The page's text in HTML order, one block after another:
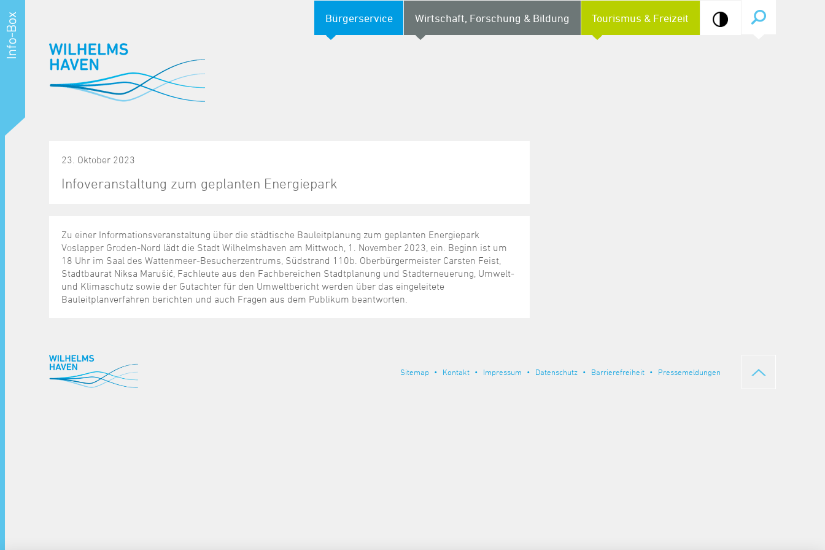
Bürgerservice Wirtschaft, Forschung & Bildung Tourismus & Freizeit
23. Oktober 2023
Infoveranstaltung zum geplanten Energiepark
Zu einer Informationsveranstaltung über die städtische Bauleitplanung zum geplanten Energiepark
Voslapper Groden-Nord lädt die Stadt Wilhelmshaven am Mittwoch, 1. November 2023, ein. Beginn ist um
18 Uhr im Saal des Wattenmeer-Besucherzentrums, Südstrand 110b. Oberbürgermeister Carsten Feist,
Stadtbaurat Niksa Marušić, Fachleute aus den Fachbereichen Stadtplanung und Stadterneuerung, Umwelt-
und Klimaschutz sowie der Gutachter für den Umweltbericht werden über das eingeleitete
Bauleitplanverfahren berichten und auch Fragen aus dem Publikum beantworten.
Sitemap Kontakt Impressum Datenschutz Barrierefreiheit Pressemeldungen
^